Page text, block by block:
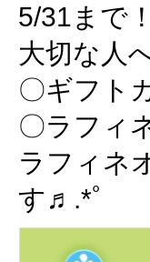
5/31まで
大切な人
〇ギフト
〇ラフィ
ラフィネ
す♬.*ﾟ